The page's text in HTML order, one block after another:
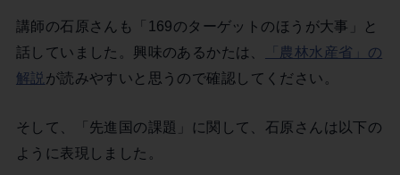
講師の石原さんも「169のターゲットのほうが大事」と
話していました。興味のあるかたは、
「農林水産省」の
解説 が読みやすいと思うので確認してください。
そして、「先進国の課題」に関して、石原さんは以下の
ように表現しました。